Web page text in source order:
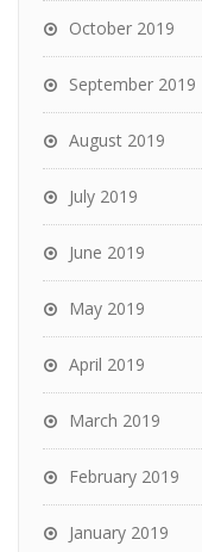
October 2019
September 2019
August 2019
July 2019
June 2019
May 2019
April 2019
March 2019
February 2019
January 2019